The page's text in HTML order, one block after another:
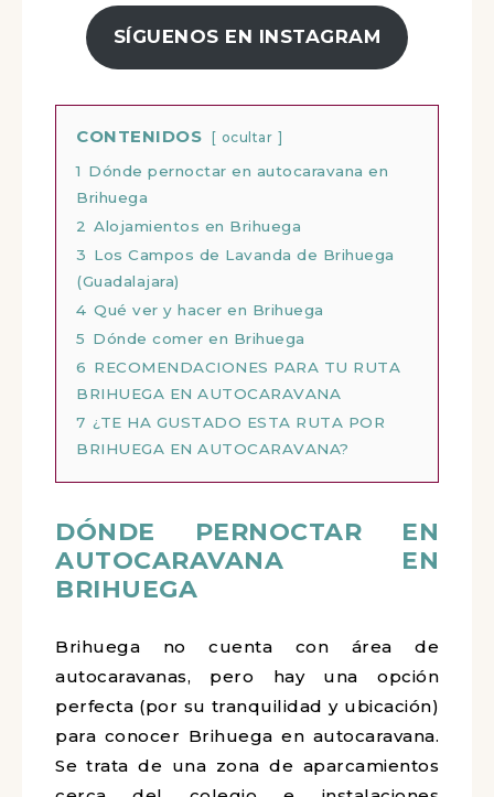
SÍGUENOS EN INSTAGRAM
CONTENIDOS ocultar
1 Dónde pernoctar en autocaravana en
Brihuega
2 Alojamientos en Brihuega
3 Los Campos de Lavanda de Brihuega
(Guadalajara)
4 Qué ver y hacer en Brihuega
5 Dónde comer en Brihuega
6 RECOMENDACIONES PARA TU RUTA
BRIHUEGA EN AUTOCARAVANA
7 ¿TE HA GUSTADO ESTA RUTA POR
BRIHUEGA EN AUTOCARAVANA?
DÓNDE PERNOCTAR EN
AUTOCARAVANA EN
BRIHUEGA
Brihuega no cuenta con área de
autocaravanas, pero hay una opción
perfecta (por su tranquilidad y ubicación)
para conocer Brihuega en autocaravana.
Se trata de una zona de aparcamientos